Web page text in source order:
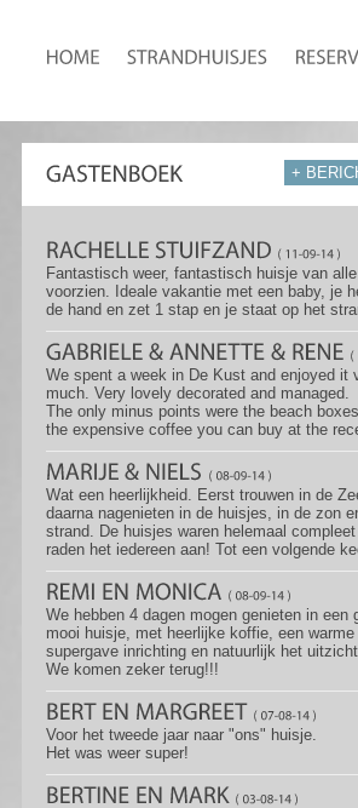
+
Fantastisch weer, fantastisch huisje van
voorzien. Ideale vakantie met een baby, je
de hand en zet 1 stap en je staat op het
We spent a week in De Kust and enjoyed it
much. Very lovely decorated and managed.
The only minus points were the beach
the expensive coffee you can buy at the
Wat een heerlijkheid. Eerst trouwen in de
daarna nagenieten in de huisjes, in de zon
strand. De huisjes waren helemaal
raden het iedereen aan! Tot een volgende
We hebben 4 dagen mogen genieten in een
mooi huisje, met heerlijke koffie, een warme
supergave inrichting en natuurlijk het
We komen zeker terug!!!
Voor het tweede jaar naar "ons" huisje.
Het was weer super!